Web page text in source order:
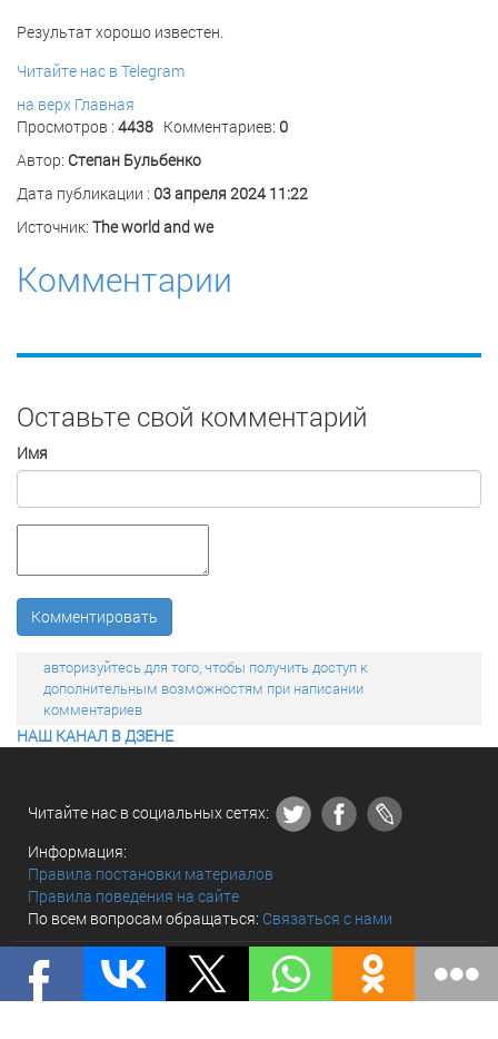
Результат хорошо известен.
Читайте нас в Telegram
на верх Главная
Просмотров : 4438 Комментариев: 0
Автор: Степан Бульбенко
Дата публикации : 03 апреля 2024 11:22
Источник: The world and we
Комментарии
Оставьте свой комментарий
Имя
Комментировать
авторизуйтесь для того, чтобы получить доступ к
дополнительным возможностям при написании
комментариев
НАШ КАНАЛ В ДЗЕНЕ
Читайте нас в социальных сетях:
Информация:
Правила постановки материалов
Правила поведения на сайте
По всем вопросам обращаться: Связаться с нами
© «The world and we» 2010 - 2026